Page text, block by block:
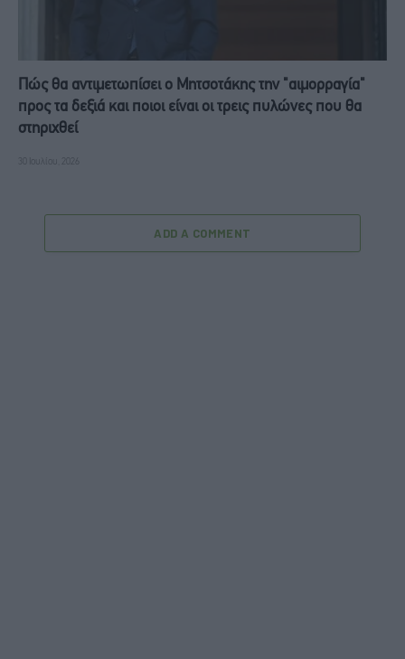
Πώς θα αντιμετωπίσει ο Μητσοτάκης την "αιμορραγία"
προς τα δεξιά και ποιοι είναι οι τρεις πυλώνες που θα
στηριχθεί
30 Ιουλίου, 2026
ADD A COMMENT